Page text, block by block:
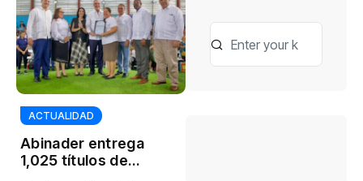
ACTUALIDAD
Abinader entrega
1,025 títulos de